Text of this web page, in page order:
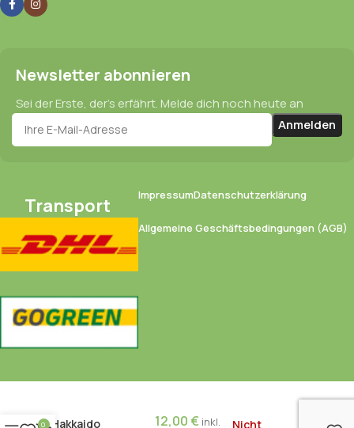
Newsletter abonnieren
Sei der Erste, der’s erfährt. Melde dich noch heute an
Transport ImpressumDatenschutzerklärung
Allgemeine Geschäftsbedingungen (AGB)
Hakkaido 12,00€ inkl. Nicht
0